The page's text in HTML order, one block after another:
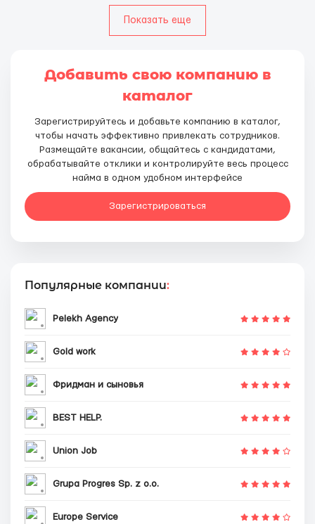
Показать еще
Добавить свою компанию в
каталог
Зарегистрируйтесь и добавьте компанию в каталог,
чтобы начать эффективно привлекать сотрудников.
Размещайте вакансии, общайтесь с кандидатами,
обрабатывайте отклики и контролируйте весь процесс
найма в одном удобном интерфейсе
Зарегистрироваться
Популярные компании:
Pelekh Agency
Gold work
Фридман и сыновья
BEST HELP.
Union Job
Grupa Progres Sp. z o.o.
Europe Service